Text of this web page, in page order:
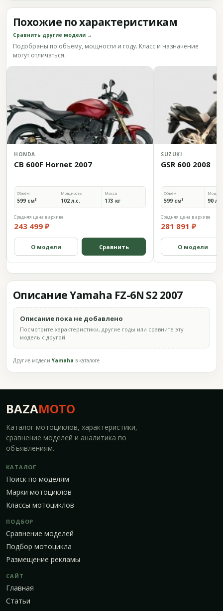
Похожие по характеристикам
Сравнить другие модели →
Подобраны по объёму, мощности и году. Класс и назначение
могут отличаться.
HONDA
CB 600F Hornet 2007
Объём
599 см³
Мощность
102 л.с.
Масса
173 кг
Средняя цена в архиве
243 499 ₽
О модели Сравнить
SUZUKI
GSR 600 2008
Объём
599 см³ 90
Средняя цена в архиве
281 891 ₽
О модели
Описание Yamaha FZ-6N S2 2007
Описание пока не добавлено
Посмотрите характеристики, другие годы или сравните эту
модель с другой.
Другие моделиYamaha в каталоге
BAZAMOTO
Каталог мотоциклов, характеристики,
сравнение моделей и аналитика по
объявлениям.
КАТАЛОГ
Поиск по моделям
Марки мотоциклов
Классы мотоциклов
ПОДБОР
Сравнение моделей
Подбор мотоцикла
Размещение рекламы
САЙТ
Главная
Статьи